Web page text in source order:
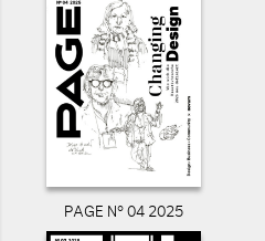
PAGE N° 04 2025